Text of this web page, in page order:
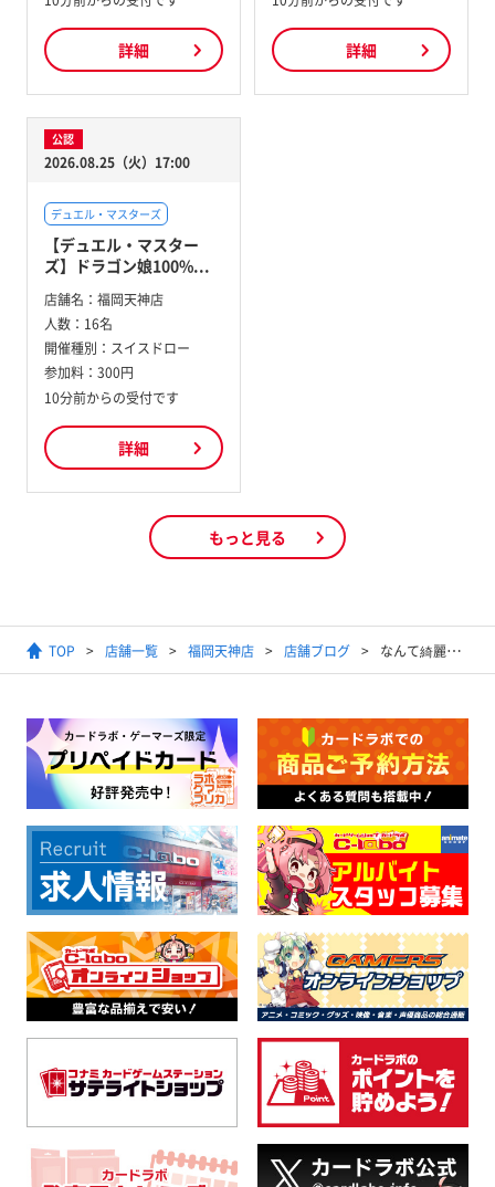
詳細 詳細
公認
2026.08.25（火）17:00
デュエル・マスターズ
【デュエル・マスター
ズ】ドラゴン娘100%...
店舗名： 福岡天神店
人数： 16名
開催種別： スイスドロー
参加料： 300円
10分前からの受付です
詳細
もっと見る
TOP 店舗一覧 福岡天神店 店舗ブログ なんて綺麗な眺めなんでしょうか